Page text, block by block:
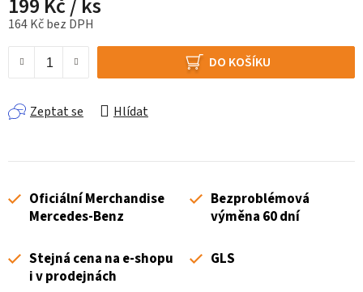
199 Kč/ ks
164 Kč bez DPH
DO KOŠÍKU
Zeptat se Hlídat
Oficiální Merchandise
Mercedes-Benz
Bezproblémová
výměna 60 dní
Stejná cena na e-shopu
i v prodejnách
GLS